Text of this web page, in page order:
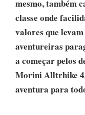
mesmo, também
classe onde
valores que
aventureiras
a começar pelos
Morini Alltrhike
aventura para